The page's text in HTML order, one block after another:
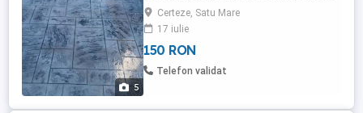
5
și preț bun suntem o echipa cu experiență
și serioasă vă punem la dispoziție o gamă
largă de modele pentru amprenta
betonului Pentru mai multe informații
contactați-ne telefonic
Certeze, Satu Mare
17 iulie
150 RON
Telefon validat